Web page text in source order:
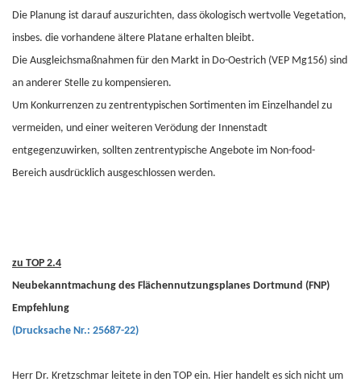
Die Planung ist darauf auszurichten, dass ökologisch wertvolle Vegetation,
insbes. die vorhandene ältere Platane erhalten bleibt.
Die Ausgleichsmaßnahmen für den Markt in Do-Oestrich (VEP Mg156) sind
an anderer Stelle zu kompensieren.
Um Konkurrenzen zu zentrentypischen Sortimenten im Einzelhandel zu
vermeiden, und einer weiteren Verödung der Innenstadt
entgegenzuwirken, sollten zentrentypische Angebote im Non-food-
Bereich ausdrücklich ausgeschlossen werden.
zu TOP 2.4
Neubekanntmachung des Flächennutzungsplanes Dortmund (FNP)
Empfehlung
(Drucksache Nr.: 25687-22)
Herr Dr. Kretzschmar leitete in den TOP ein. Hier handelt es sich nicht um